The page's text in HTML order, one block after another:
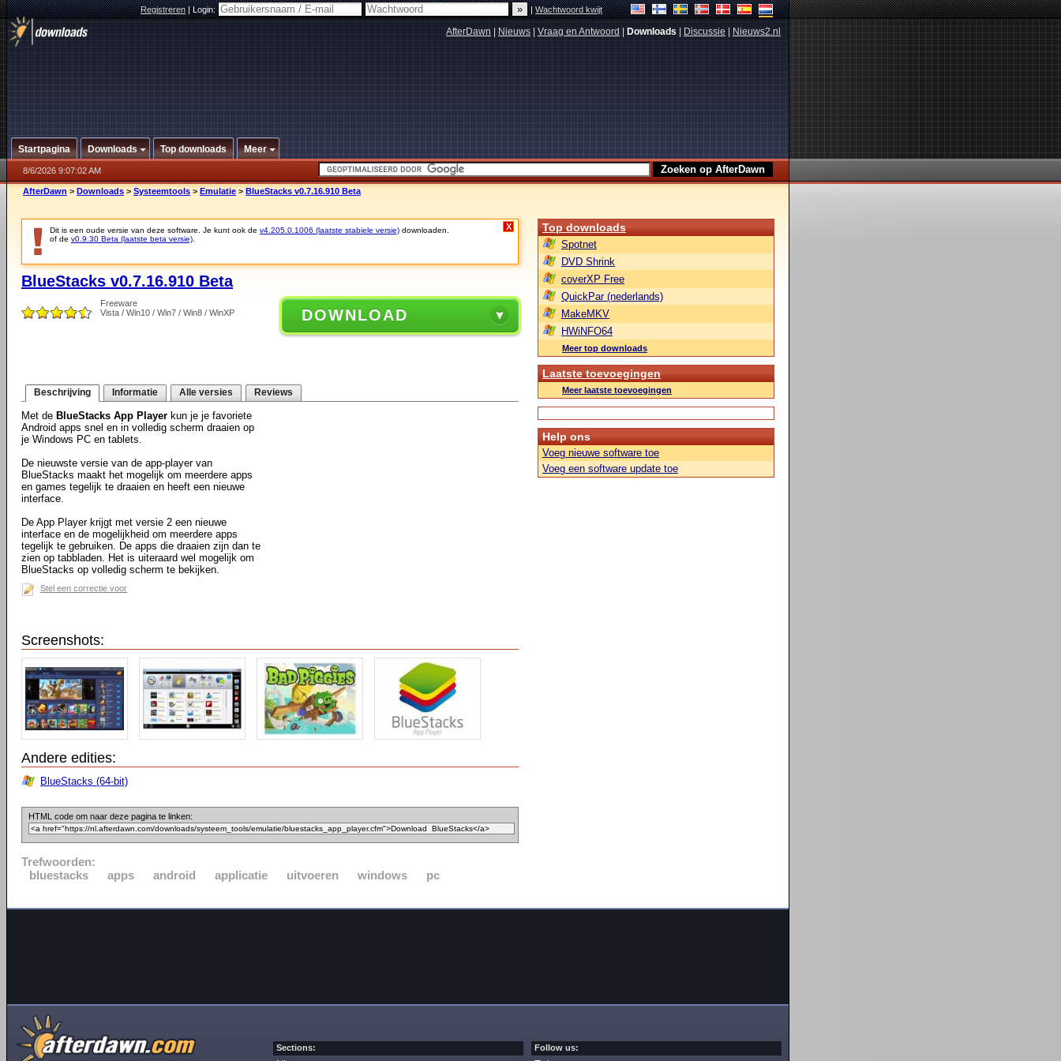
Registreren|Login: |Wachtwoord kwijt
AfterDawn Nieuws Vraag en Antwoord Downloads Discussie Nieuws2.nl
Startpagina Downloads Top downloads Meer
8/6/2026 9:07:02 AM
AfterDawn > Downloads > Systeemtools > Emulatie > BlueStacks v0.7.16.910 Beta
Dit is een oude versie van deze software. Je kunt ook de v4.205.0.1006 (laatste stabiele versie) downloaden.
of de v0.9.30 Beta (laatste beta versie)
X
BlueStacks v0.7.16.910 Beta
Freeware
Vista / Win10 / Win7 / Win8 / WinXP
DOWNLOAD
Beschrijving Informatie Alle versies Reviews
Met de BlueStacks App Player kun je je favoriete
Android apps snel en in volledig scherm draaien op
je Windows PC en tablets.
De nieuwste versie van de app-player van
BlueStacks maakt het mogelijk om meerdere apps
en games tegelijk te draaien en heeft een nieuwe
interface.
De App Player krijgt met versie 2 een nieuwe
interface en de mogelijkheid om meerdere apps
tegelijk te gebruiken. De apps die draaien zijn dan te
zien op tabbladen. Het is uiteraard wel mogelijk om
BlueStacks op volledig scherm te bekijken.
Stel een correctie voor
Screenshots:
Andere edities:
BlueStacks (64-bit)
HTML code om naar deze pagina te linken:
Trefwoorden:
bluestacks
apps android applicatie uitvoeren windows pc
Top downloads
Spotnet
DVD Shrink
coverXP Free
QuickPar (nederlands)
MakeMKV
HWiNFO64
Meer top downloads
Laatste toevoegingen
Meer laatste toevoegingen
Help ons
Voeg nieuwe software toe
Voeg een software update toe
Sections: Follow us: